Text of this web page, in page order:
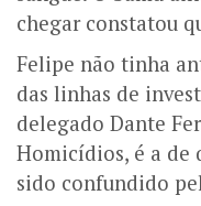
chegar constatou
Felipe não tinha
das linhas de
delegado Dante
Homicídios, é a de
sido confundido